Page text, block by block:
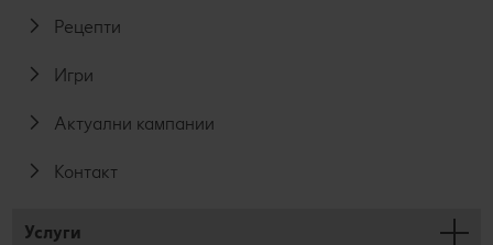
Рецепти
Игри
Актуални кампании
Контакт
Услуги